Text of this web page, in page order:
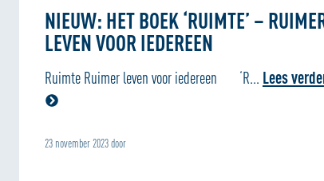
NIEUW: HET BOEK ‘RUIMTE’ –
LEVEN VOOR IEDEREEN
Ruimte Ruimer leven voor iedereen ‘R... Lees
23 november 2023 door